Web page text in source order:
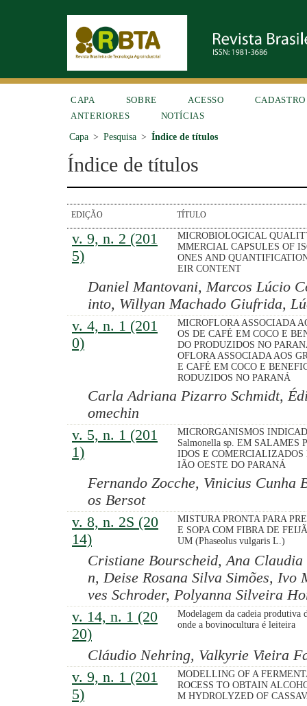
CAPA SOBRE ACESSO
CADASTRO
ANTERIORES
NOTÍCIAS
Capa > Pesquisa > Índice de títulos
Índice de títulos
EDIÇÃO TÍTULO
v. 9, n. 2 (201
5)
MICROBIOLOGICAL
MMERCIAL CAPSULES OF
ONES AND
EIR CONTENT
Daniel Mantovani, Marcos Lúcio
into, Willyan Machado Giufrida,
v. 4, n. 1 (201
0)
MICROFLORA ASSOCIADA
OS DE CAFÉ EM COCO E
DO PRODUZIDOS NO
OFLORA ASSOCIADA AOS
E CAFÉ EM COCO E
RODUZIDOS NO PARANÁ
Carla Adriana Pizarro Schmidt,
omechin
v. 5, n. 1 (201
1)
MICRORGANISMOS
Salmonella sp. EM SALAMES
IDOS E COMERCIALIZADOS
IÃO OESTE DO PARANÁ
Fernando Zocche, Vinicius Cunha
os Bersot
v. 8, n. 2S (20
14)
MISTURA PRONTA PARA
E SOPA COM FIBRA DE
UM (Phaseolus vulgaris L.)
Cristiane Bourscheid, Ana
n, Deise Rosana Silva Simões,
ves Schroder, Polyanna Silveira
v. 14, n. 1 (20
20)
Modelagem da cadeia produtiva
onde a bovinocultura é leiteira
Cláudio Nehring, Valkyrie Vieira
v. 9, n. 1 (201
5)
MODELLING OF A
ROCESS TO OBTAIN
M HYDROLYZED OF